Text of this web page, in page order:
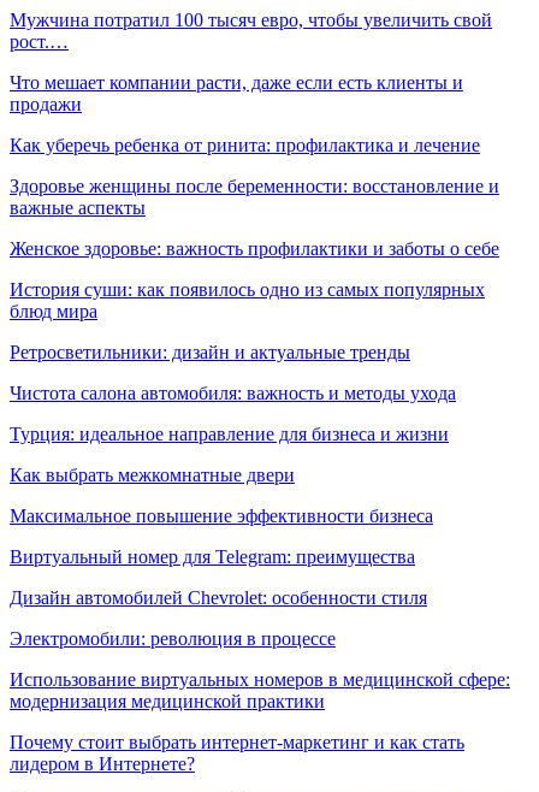
Мужчина потратил 100 тысяч евро, чтобы увеличить свой
рост.…
Что мешает компании расти, даже если есть клиенты и
продажи
Как уберечь ребенка от ринита: профилактика и лечение
Здоровье женщины после беременности: восстановление и
важные аспекты
Женское здоровье: важность профилактики и заботы о себе
История суши: как появилось одно из самых популярных
блюд мира
Ретросветильники: дизайн и актуальные тренды
Чистота салона автомобиля: важность и методы ухода
Турция: идеальное направление для бизнеса и жизни
Как выбрать межкомнатные двери
Максимальное повышение эффективности бизнеса
Виртуальный номер для Telegram: преимущества
Дизайн автомобилей Chevrolet: особенности стиля
Электромобили: революция в процессе
Использование виртуальных номеров в медицинской сфере:
модернизация медицинской практики
Почему стоит выбрать интернет-маркетинг и как стать
лидером в Интернете?